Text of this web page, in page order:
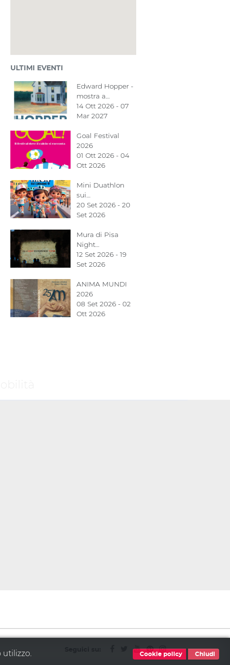
ULTIMI EVENTI
Edward Hopper -
mostra a…
14 Ott 2026 - 07
Mar 2027
Goal Festival
2026
01 Ott 2026 - 04
Ott 2026
Mini Duathlon
sui…
20 Set 2026 - 20
Set 2026
Mura di Pisa
Night…
12 Set 2026 - 19
Set 2026
ANIMA MUNDI
2026
08 Set 2026 - 02
Ott 2026
utilizzo. Cookie policy Chiudi